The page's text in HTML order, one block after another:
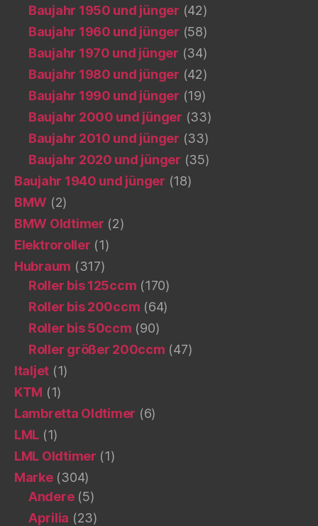
Baujahr 1950 und jünger (42)
Baujahr 1960 und jünger (58)
Baujahr 1970 und jünger (34)
Baujahr 1980 und jünger (42)
Baujahr 1990 und jünger (19)
Baujahr 2000 und jünger (33)
Baujahr 2010 und jünger (33)
Baujahr 2020 und jünger (35)
Baujahr 1940 und jünger (18)
BMW (2)
BMW Oldtimer (2)
Elektroroller (1)
Hubraum (317)
Roller bis 125ccm (170)
Roller bis 200ccm (64)
Roller bis 50ccm (90)
Roller größer 200ccm (47)
Italjet (1)
KTM (1)
Lambretta Oldtimer (6)
LML (1)
LML Oldtimer (1)
Marke(304)
Andere(5)
Aprilia (23)